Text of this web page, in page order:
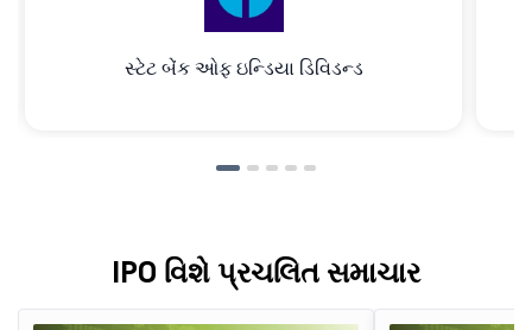
સ્ટેટ બેંક ઓફ ઇન્ડિયા ડિવિડન્ડ
IPO વિશે પ્રચલિત સમાચાર